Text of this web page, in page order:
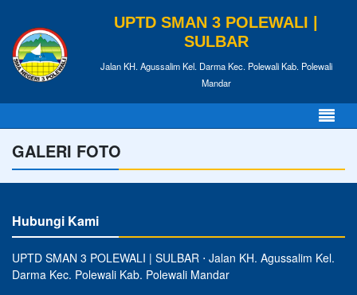
UPTD SMAN 3 POLEWALI |
SULBAR
Jalan KH. Agussalim Kel. Darma Kec. Polewali Kab. Polewali
Mandar
GALERI FOTO
Hubungi Kami
UPTD SMAN 3 POLEWALI | SULBAR ⋅ Jalan KH. Agussalim Kel.
Darma Kec. Polewali Kab. Polewali Mandar